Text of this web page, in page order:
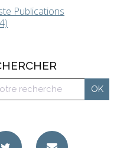
Publications